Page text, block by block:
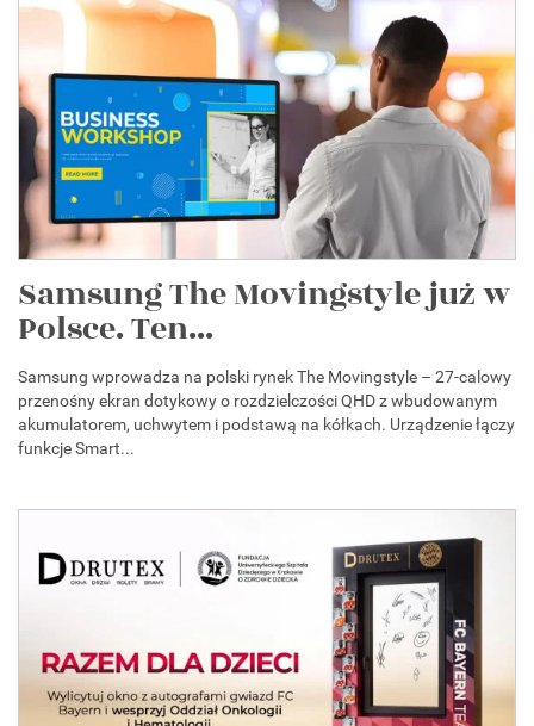
Samsung The Movingstyle już w
Polsce. Ten...
Samsung wprowadza na polski rynek The Movingstyle – 27-calowy
przenośny ekran dotykowy o rozdzielczości QHD z wbudowanym
akumulatorem, uchwytem i podstawą na kółkach. Urządzenie łączy
funkcje Smart...